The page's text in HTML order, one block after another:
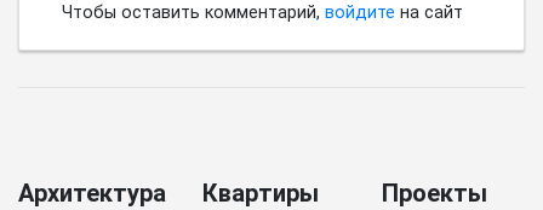
Чтобы оставить комментарий, войдите на сайт
Архитектура Квартиры Проекты